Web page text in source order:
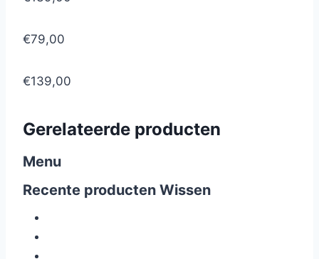
€79,00
€139,00
Gerelateerde producten
Menu
Recente producten Wissen